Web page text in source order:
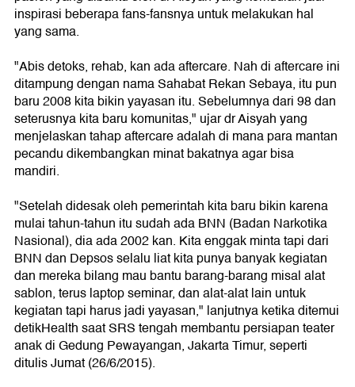
inspirasi beberapa fans-fansnya untuk melakukan hal
yang sama.
"Abis detoks, rehab, kan ada aftercare. Nah di aftercare ini
ditampung dengan nama Sahabat Rekan Sebaya, itu pun
baru 2008 kita bikin yayasan itu. Sebelumnya dari 98 dan
seterusnya kita baru komunitas," ujar dr Aisyah yang
menjelaskan tahap aftercare adalah di mana para mantan
pecandu dikembangkan minat bakatnya agar bisa
mandiri.
"Setelah didesak oleh pemerintah kita baru bikin karena
mulai tahun-tahun itu sudah ada BNN (Badan Narkotika
Nasional), dia ada 2002 kan. Kita enggak minta tapi dari
BNN dan Depsos selalu liat kita punya banyak kegiatan
dan mereka bilang mau bantu barang-barang misal alat
sablon, terus laptop seminar, dan alat-alat lain untuk
kegiatan tapi harus jadi yayasan," lanjutnya ketika ditemui
detikHealth saat SRS tengah membantu persiapan teater
anak di Gedung Pewayangan, Jakarta Timur, seperti
ditulis Jumat (26/6/2015).